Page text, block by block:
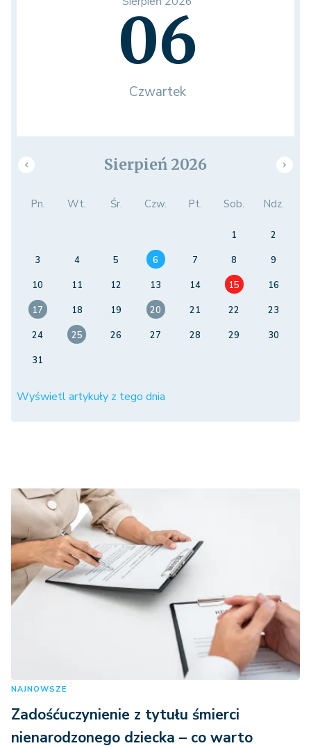
06
Czwartek
Sierpień 2026
Pn. Wt. Śr. Czw. Pt. Sob. Ndz.
1
2
3
4 5 6 7 8
9
10
11 12 13 14 15
16
17
18 19 20 21 22
23
24
25 26 27 28 29
30
31
Wyświetl artykuły z tego dnia
NAJNOWSZE
Zadośćuczynienie z tytułu śmierci
nienarodzonego dziecka – co warto